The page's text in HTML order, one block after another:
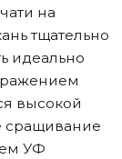
на
тщательно
идеально
высокой
сращивание
УФ